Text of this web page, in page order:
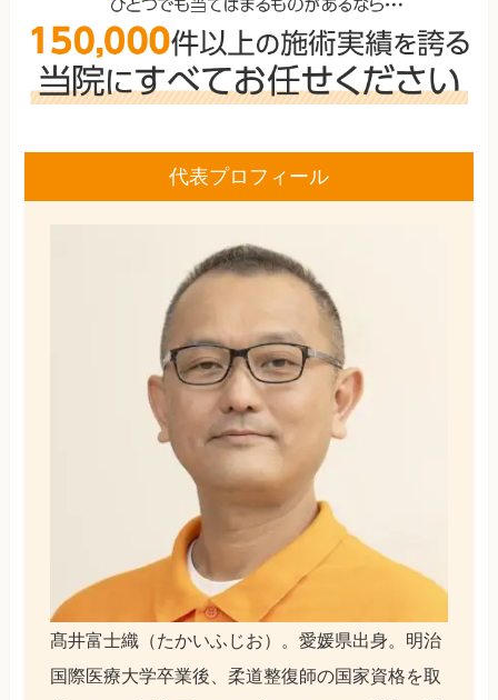
代表プロフィール
髙井富士織（たかいふじお）。愛媛県出身。明治
国際医療大学卒業後、柔道整復師の国家資格を取